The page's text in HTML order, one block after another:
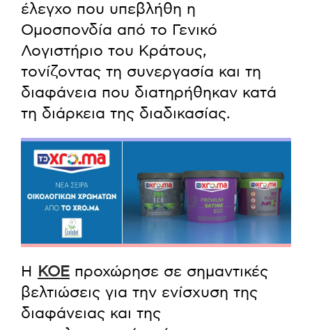
έλεγχο που υπεβλήθη η
Ομοσπονδία από το Γενικό
Λογιστήριο του Κράτους,
τονίζοντας τη συνεργασία και τη
διαφάνεια που διατηρήθηκαν κατά
τη διάρκεια της διαδικασίας.
Η ΚΟΕ προχώρησε σε σημαντικές
βελτιώσεις για την ενίσχυση της
διαφάνειας και της